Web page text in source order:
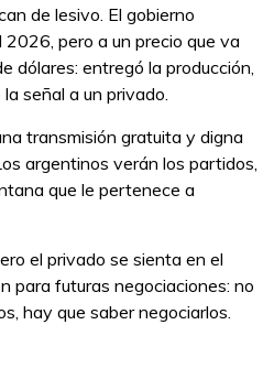
de lesivo. El gobierno
pero a un precio que va
dólares: entregó la producción,
señal a un privado.
transmisión gratuita y digna
argentinos verán los partidos,
que le pertenece a
el privado se sienta en el
para futuras negociaciones: no
hay que saber negociarlos.